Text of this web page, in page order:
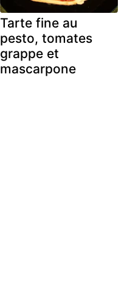
Tarte fine au
pesto, tomates
grappe et
mascarpone